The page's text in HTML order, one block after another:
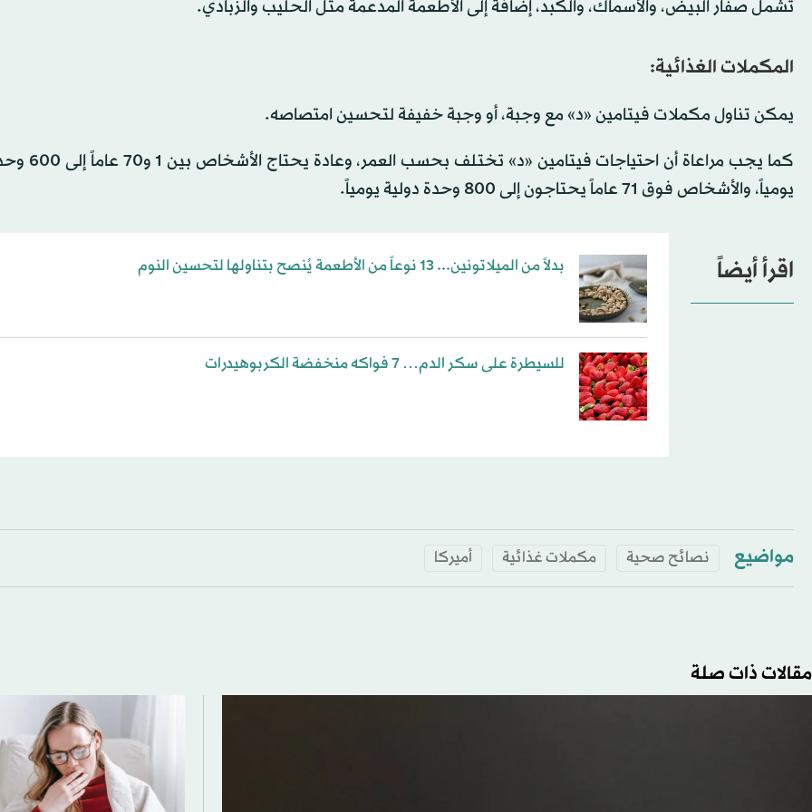
تشمل صفار البيض، والأسماك، والكبد، إضافة إلى الأطعمة المدعمة مثل الحليب والزبادي.
المكملات الغذائية:
يمكن تناول مكملات فيتامين «د» مع وجبة، أو وجبة خفيفة لتحسين امتصاصه.
كما يجب مراعاة أن احتياجات
يومياً، والأشخاص فوق 71 عاماً يحتاجون إلى 800 وحدة دولية يومياً.
اقرأ أيضاً بدلاً من الميلاتونين... 13 نوعاً من الأطعمة يُنصح بتناولها لتحسين النوم
للسيطرة على سكر الدم… 7 فواكه منخفضة الكربوهيدرات
مواضيع نصائح صحية مكملات غذائية أميركا
مقالات ذات صلة